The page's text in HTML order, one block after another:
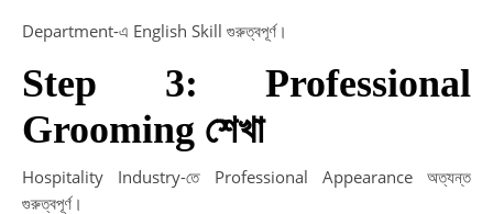
Department-এ English Skill গুরুত্বপূর্ণ।
Step 3: Professional
Grooming শেখা
Hospitality Industry-তে Professional Appearance অত্যন্ত
গুরুত্বপূর্ণ।